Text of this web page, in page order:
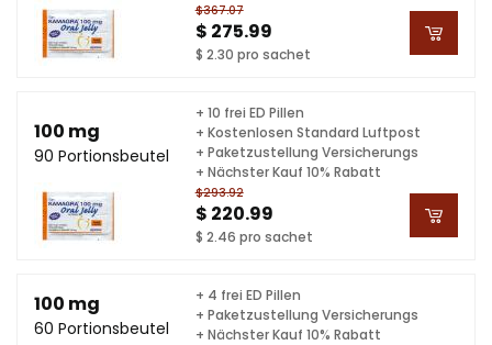
$367.07
$ 275.99
$ 2.30 pro sachet
100 mg
90 Portionsbeutel
$293.92
$ 220.99
$ 2.46 pro sachet
+ 10 frei ED Pillen
+ Kostenlosen Standard Luftpost
+ Paketzustellung Versicherungs
+ Nächster Kauf 10% Rabatt
100 mg
60 Portionsbeutel
+ 4 frei ED Pillen
+ Paketzustellung Versicherungs
+ Nächster Kauf 10% Rabatt